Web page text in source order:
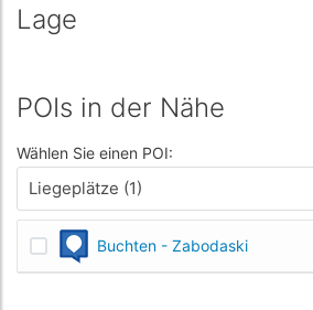
Lage
POIs in der Nähe
Wählen Sie einen POI:
Liegeplätze (1)
Buchten - Zabodaski